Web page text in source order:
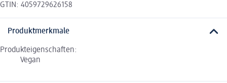
GTIN: 4059729626158
Produktmerkmale
Produkteigenschaften:
Vegan